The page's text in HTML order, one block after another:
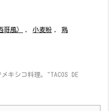
哥風） , 小麦粉 , 鶏
キシコ料理。"TACOS DE